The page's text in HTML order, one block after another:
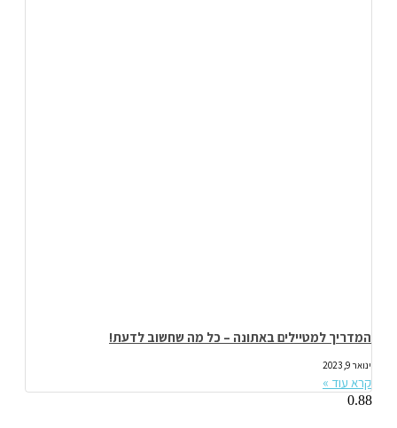
המדריך למטיילים באתונה – כל מה שחשוב לדעת!
ינואר 9, 2023
קרא עוד »